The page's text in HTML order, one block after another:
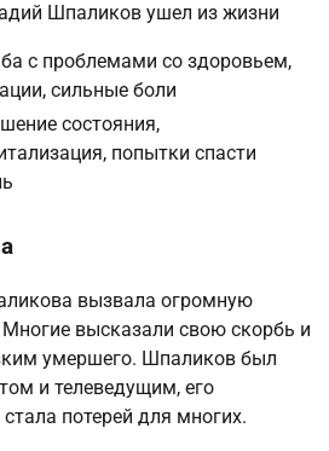
Шпаликов ушел из жизни
с проблемами со здоровьем,
сильные боли
состояния,
попытки спасти
вызвала огромную
высказали свою скорбь и
умершего. Шпаликов был
и телеведущим, его
потерей для многих.